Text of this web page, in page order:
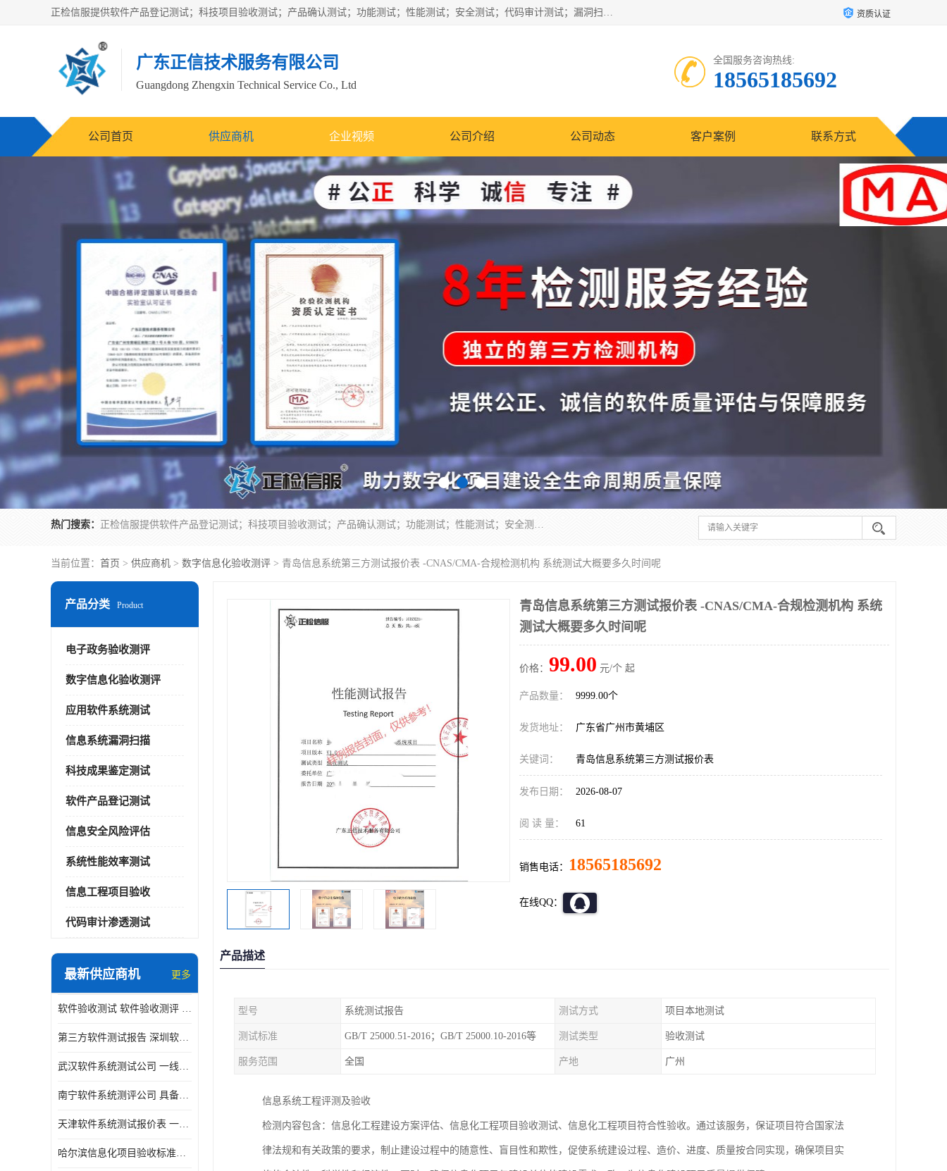
正检信服提供软件产品登记测试；科技项目验收测试；产品确认测试；功能测试；性能测试；安全测试；代码审计测试；漏洞扫描测试；渗透测试；风险评估测试；信息安全等级保护测评；双软认定；实验室建设质量体系建设；软件着作权、软件评测等服务。 资质认证
广东正信技术服务有限公司
Guangdong Zhengxin Technical Service Co., Ltd
全国服务咨询热线:
18565185692
公司首页 供应商机 企业视频 公司介绍 公司动态 客户案例 联系方式
热门搜索： 正检信服提供软件产品登记测试；科技项目验收测试；产品确认测试；功能测试；性能测试；安全测试；代码审计测试；漏洞扫描测试；渗透测试；风险评估测试；信息安全等级保护测评；双软认定；实验室建设质量体系建设；软件着作权、软件评测等服务。
当前位置： 首页 > 供应商机 > 数字信息化验收测评 > 青岛信息系统第三方测试报价表 -CNAS/CMA-合规检测机构 系统测试大概要多久时间呢
产品分类 Product
电子政务验收测评
数字信息化验收测评
应用软件系统测试
信息系统漏洞扫描
科技成果鉴定测试
软件产品登记测试
信息安全风险评估
系统性能效率测试
信息工程项目验收
代码审计渗透测试
最新供应商机 更多
软件验收测试 软件验收测评 软件确认测试标准及测试方法
第三方软件测试报告 深圳软件测评报告 安全验收测试报告
武汉软件系统测试公司 一线实验室 测试大概是需要多久时间呢
南宁软件系统测评公司 具备CMA/CNAS资质 出具正规测试报告
天津软件系统测试报价表 一线实验室 了解更多的测试信息
哈尔滨信息化项目验收标准单位
青岛信息系统第三方测试报价表 -CNAS/CMA-合规检测机构 系统
测试大概要多久时间呢
价格： 99.00 元/个 起
产品数量： 9999.00个
发货地址： 广东省广州市黄埔区
关键词： 青岛信息系统第三方测试报价表
发布日期： 2026-08-07
阅 读 量： 61
销售电话： 18565185692
在线QQ：
产品描述
型号 系统测试报告 测试方式 项目本地测试
测试标准 GB/T 25000.51-2016；GB/T 25000.10-2016等 测试类型 验收测试
服务范围 全国 产地 广州
信息系统工程评测及验收
检测内容包含：信息化工程建设方案评估、信息化工程项目验收测试、信息化工程项目符合性验收。通过该服务，保证项目符合国家法
律法规和有关政策的要求，制止建设过程中的随意性、盲目性和欺性，促使系统建设过程、造价、进度、质量按合同实现，确保项目实